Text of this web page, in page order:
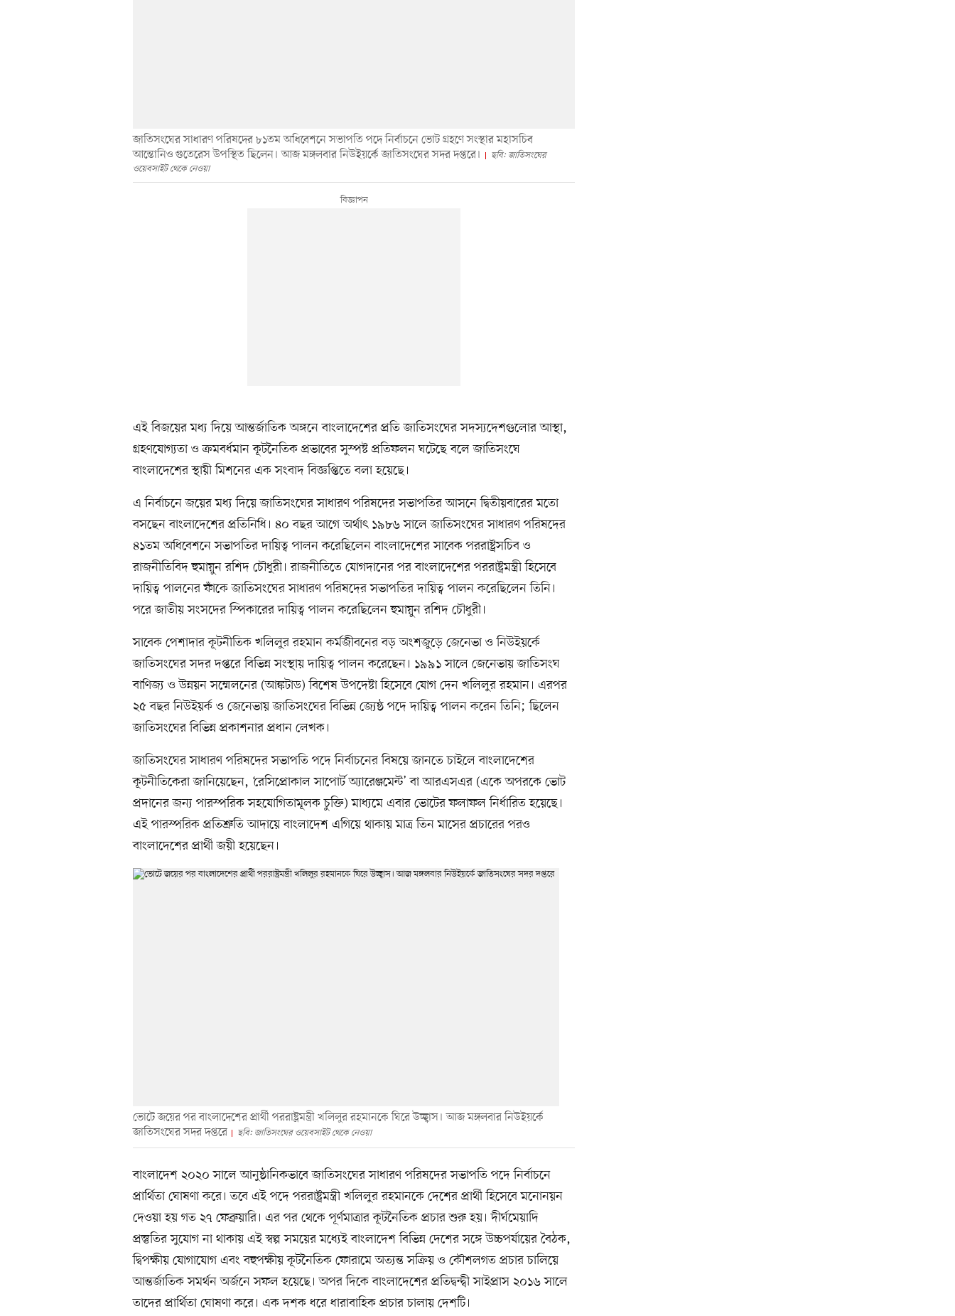
জাতিসংঘের সাধারণ পরিষদের ৮১তম অধিবেশনে সভাপতি পদে নির্বাচনে ভোট গ্রহণে সংস্থার মহাসচিব
আন্তোনিও গুতেরেস উপস্থিত ছিলেন। আজ মঙ্গলবার নিউইয়র্কে জাতিসংঘের সদর দপ্তরে।
ছবি: জাতিসংঘের
ওয়েবসাইট থেকে নেওয়া
এই বিজয়ের মধ্য দিয়ে আন্তর্জাতিক অঙ্গনে বাংলাদেশের প্রতি জাতিসংঘের সদস্যদেশগুলোর আস্থা,
গ্রহণযোগ্যতা ও ক্রমবর্ধমান কূটনৈতিক প্রভাবের সুস্পষ্ট প্রতিফলন ঘটেছে বলে জাতিসংঘে
বাংলাদেশের স্থায়ী মিশনের এক সংবাদ বিজ্ঞপ্তিতে বলা হয়েছে।
এ নির্বাচনে জয়ের মধ্য দিয়ে জাতিসংঘের সাধারণ পরিষদের সভাপতির আসনে দ্বিতীয়বারের মতো
বসছেন বাংলাদেশের প্রতিনিধি। ৪০ বছর আগে অর্থাৎ ১৯৮৬ সালে জাতিসংঘের সাধারণ পরিষদের
৪১তম অধিবেশনে সভাপতির দায়িত্ব পালন করেছিলেন বাংলাদেশের সাবেক পররাষ্ট্রসচিব ও
রাজনীতিবিদ হুমায়ুন রশিদ চৌধুরী। রাজনীতিতে যোগদানের পর বাংলাদেশের পররাষ্ট্রমন্ত্রী হিসেবে
দায়িত্ব পালনের ফাঁকে জাতিসংঘের সাধারণ পরিষদের সভাপতির দায়িত্ব পালন করেছিলেন তিনি।
পরে জাতীয় সংসদের স্পিকারের দায়িত্ব পালন করেছিলেন হুমায়ুন রশিদ চৌধুরী।
সাবেক পেশাদার কূটনীতিক খলিলুর রহমান কর্মজীবনের বড় অংশজুড়ে জেনেভা ও নিউইয়র্কে
জাতিসংঘের সদর দপ্তরে বিভিন্ন সংস্থায় দায়িত্ব পালন করেছেন। ১৯৯১ সালে জেনেভায় জাতিসংঘ
বাণিজ্য ও উন্নয়ন সম্মেলনের (আঙ্কটাড) বিশেষ উপদেষ্টা হিসেবে যোগ দেন খলিলুর রহমান। এরপর
২৫ বছর নিউইয়র্ক ও জেনেভায় জাতিসংঘের বিভিন্ন জ্যেষ্ঠ পদে দায়িত্ব পালন করেন তিনি; ছিলেন
জাতিসংঘের বিভিন্ন প্রকাশনার প্রধান লেখক।
জাতিসংঘের সাধারণ পরিষদের সভাপতি পদে নির্বাচনের বিষয়ে জানতে চাইলে বাংলাদেশের
কূটনীতিকেরা জানিয়েছেন, ‘রেসিপ্রোকাল সাপোর্ট অ্যারেঞ্জমেন্ট’ বা আরএসএর (একে অপরকে ভোট
প্রদানের জন্য পারস্পরিক সহযোগিতামূলক চুক্তি) মাধ্যমে এবার ভোটের ফলাফল নির্ধারিত হয়েছে।
এই পারস্পরিক প্রতিশ্রুতি আদায়ে বাংলাদেশ এগিয়ে থাকায় মাত্র তিন মাসের প্রচারের পরও
বাংলাদেশের প্রার্থী জয়ী হয়েছেন।
ভোটে জয়ের পর বাংলাদেশের প্রার্থী পররাষ্ট্রমন্ত্রী খলিলুর রহমানকে ঘিরে উচ্ছ্বাস। আজ মঙ্গলবার নিউইয়র্কে
জাতিসংঘের সদর দপ্তরে
ছবি: জাতিসংঘের ওয়েবসাইট থেকে নেওয়া
বাংলাদেশ ২০২০ সালে আনুষ্ঠানিকভাবে জাতিসংঘের সাধারণ পরিষদের সভাপতি পদে নির্বাচনে
প্রার্থিতা ঘোষণা করে। তবে এই পদে পররাষ্ট্রমন্ত্রী খলিলুর রহমানকে দেশের প্রার্থী হিসেবে মনোনয়ন
দেওয়া হয় গত ২৭ ফেব্রুয়ারি। এর পর থেকে পূর্ণমাত্রার কূটনৈতিক প্রচার শুরু হয়। দীর্ঘমেয়াদি
প্রস্তুতির সুযোগ না থাকায় এই স্বল্প সময়ের মধ্যেই বাংলাদেশ বিভিন্ন দেশের সঙ্গে উচ্চপর্যায়ের বৈঠক,
দ্বিপক্ষীয় যোগাযোগ এবং বহুপক্ষীয় কূটনৈতিক ফোরামে অত্যন্ত সক্রিয় ও কৌশলগত প্রচার চালিয়ে
আন্তর্জাতিক সমর্থন অর্জনে সফল হয়েছে। অপর দিকে বাংলাদেশের প্রতিদ্বন্দ্বী সাইপ্রাস ২০১৬ সালে
তাদের প্রার্থিতা ঘোষণা করে। এক দশক ধরে ধারাবাহিক প্রচার চালায় দেশটি।